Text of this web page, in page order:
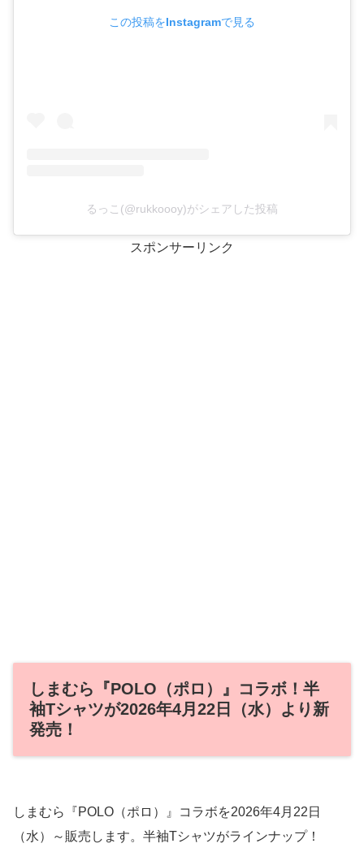
この投稿をInstagramで見る
るっこ(@rukkoooy)がシェアした投稿
スポンサーリンク
しまむら『POLO（ポロ）』コラボ！半
袖Tシャツが2026年4月22日（水）より新
発売！
しまむら『POLO（ポロ）』コラボを2026年4月22日
（水）～販売します。半袖Tシャツがラインナップ！